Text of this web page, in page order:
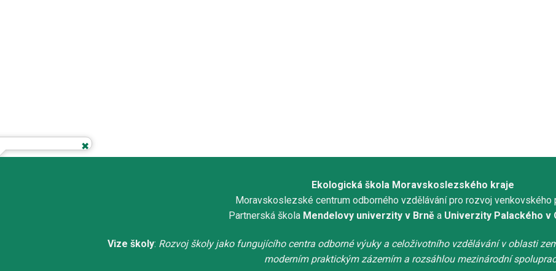
Ekologická škola Moravskoslezského kraje
Moravskoslezské centrum odborného vzdělávání pro rozvoj venkovského
Partnerská škola Mendelovy univerzity v Brněa Univerzity Palackého v
Vize školy: Rozvoj školy jako fungujícího centra odborné výuky a celoživotního vzdělávání v oblasti
moderním praktickým zázemím a rozsáhlou mezinárodní